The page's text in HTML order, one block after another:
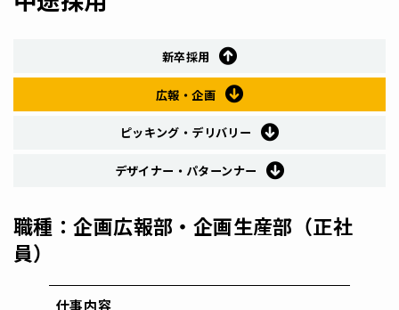
新卒採用
広報・企画
ピッキング・デリバリー
デザイナー・パターンナー
職種：企画広報部・企画生産部（正社
員）
仕事内容